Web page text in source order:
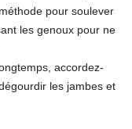
pour soulever
les genoux pour ne
accordez-
les jambes et